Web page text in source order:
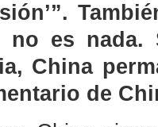
no es nada.
China
de